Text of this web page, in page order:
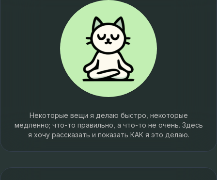
Некоторые вещи я делаю быстро, некоторые
медленно; что-то правильно, а что-то не очень. Здесь
я хочу рассказать и показать КАК я это делаю.